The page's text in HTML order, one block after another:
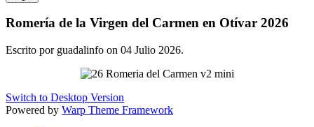
Romería de la Virgen del Carmen en Otívar 2026
Escrito por guadalinfo on 04 Julio 2026.
Switch to Desktop Version
Powered by Warp Theme Framework